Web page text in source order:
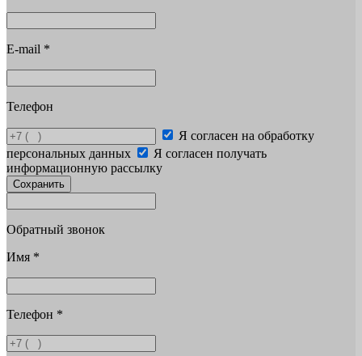
E-mail *
Телефон
Я согласен на обработку
персональных данных
Я согласен получать
информационную рассылку
Сохранить
Обратный звонок
Имя *
Телефон *